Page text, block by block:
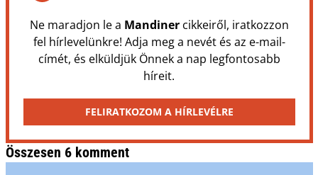
Ne maradjon le a Mandinercikkeiről, iratkozzon
fel hírlevelünkre! Adja meg a nevét és az e-mail-
címét, és elküldjük Önnek a nap legfontosabb
híreit.
FELIRATKOZOM A HÍRLEVÉLRE
Összesen 6 komment